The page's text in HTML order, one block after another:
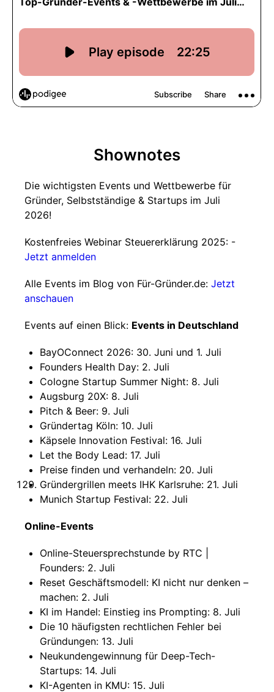
Shownotes
Die wichtigsten Events und Wettbewerbe für
Gründer, Selbstständige & Startups im Juli
2026!
Kostenfreies Webinar Steuererklärung 2025: -
Jetzt anmelden
Alle Events im Blog von Für-Gründer.de: Jetzt
anschauen
Events auf einen Blick: Events in Deutschland
BayOConnect 2026: 30. Juni und 1. Juli
Founders Health Day: 2. Juli
Cologne Startup Summer Night: 8. Juli
Augsburg 20X: 8. Juli
Pitch & Beer: 9. Juli
Gründertag Köln: 10. Juli
Käpsele Innovation Festival: 16. Juli
Let the Body Lead: 17. Juli
Preise finden und verhandeln: 20. Juli
Gründergrillen meets IHK Karlsruhe: 21. Juli
Munich Startup Festival: 22. Juli
Online-Events
Online-Steuersprechstunde by RTC |
Founders: 2. Juli
Reset Geschäftsmodell: KI nicht nur denken –
machen: 2. Juli
KI im Handel: Einstieg ins Prompting: 8. Juli
Die 10 häufigsten rechtlichen Fehler bei
Gründungen: 13. Juli
Neukundengewinnung für Deep-Tech-
Startups: 14. Juli
KI-Agenten in KMU: 15. Juli